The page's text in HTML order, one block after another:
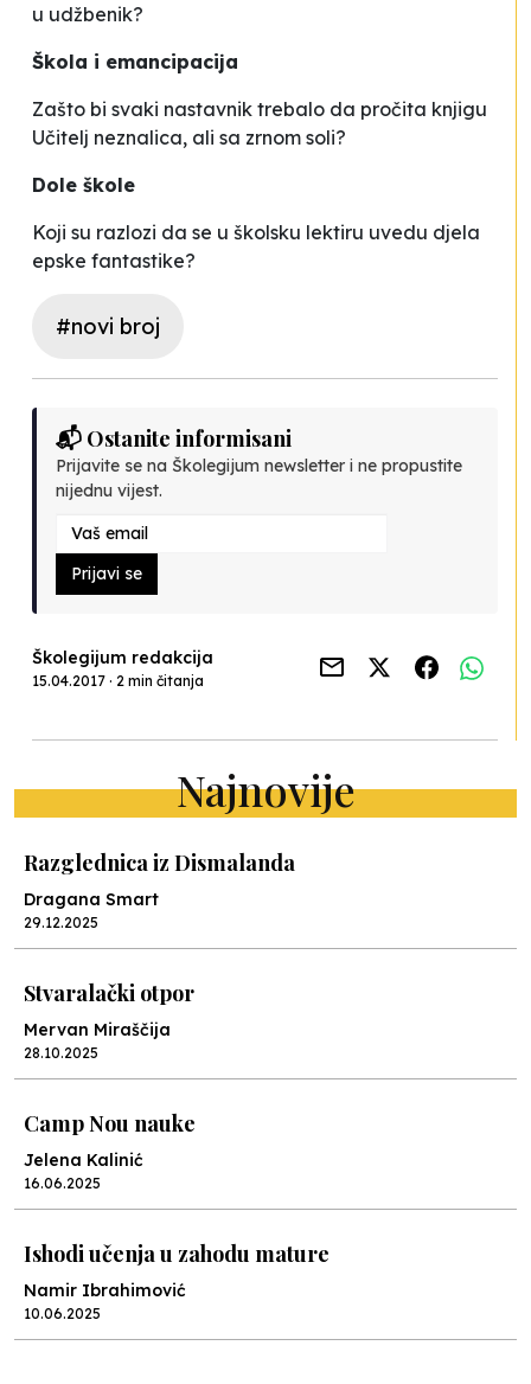
u udžbenik?
Škola i emancipacija
Zašto bi svaki nastavnik trebalo da pročita knjigu
Učitelj neznalica, ali sa zrnom soli?
Dole škole
Koji su razlozi da se u školsku lektiru uvedu djela
epske fantastike?
#novi broj
📬 Ostanite informisani
Prijavite se na Školegijum newsletter i ne propustite
nijednu vijest.
Prijavi se
Školegijum redakcija
15.04.2017 · 2 min čitanja
Najnovije
Razglednica iz Dismalanda
Dragana Smart
29.12.2025
Stvaralački otpor
Mervan Miraščija
28.10.2025
Camp Nou nauke
Jelena Kalinić
16.06.2025
Ishodi učenja u zahodu mature
Namir Ibrahimović
10.06.2025